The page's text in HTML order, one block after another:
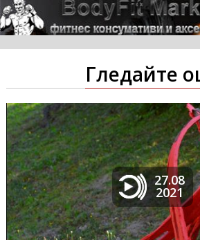
Гледайте
27.08
2021